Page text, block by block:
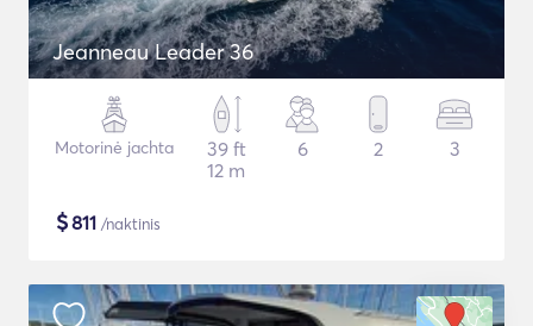
Jeanneau Leader 36
Motorinė jachta
39 ft
12 m
6 2 3
$811 /naktinis